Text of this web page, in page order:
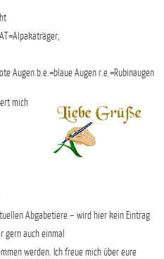
Augen b.e.=blaue Augen r.e.=Rubinaugen
mich
Abgabetiere – wird hier kein Eintrag
gern auch einmal
werden. Ich freue mich über eure